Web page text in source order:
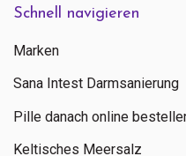
Schnell navigieren
Marken
Sana Intest Darmsanierung
Pille danach online
Keltisches Meersalz